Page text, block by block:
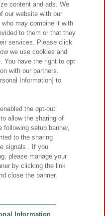
ィ サイトポリシー
セシビリティ方針と検証結果
よくあるご質問・お問い合わせ
Inc.
Lab Inc.
Rights Reserved.
content and ads. We
our website with our
may combine it with
to them or that they
services. Please click
we use cookies and
You have the right to opt
with our partners.
Information] to
the opt-out
allow the sharing of
following setup banner,
to the sharing
signals . If you
please manage your
by clicking the link
close the banner.
Information